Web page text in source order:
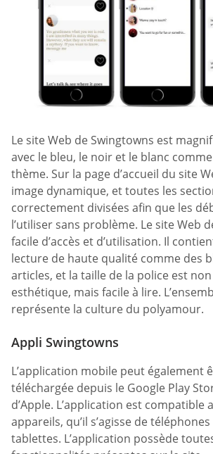
Le site Web de Swingtowns est
avec le bleu, le noir et le blanc
thème. Sur la page d’accueil du site
image dynamique, et toutes les
correctement divisées afin que les
l’utiliser sans problème. Le site Web
facile d’accès et d’utilisation. Il
lecture de haute qualité comme des
articles, et la taille de la police est
esthétique, mais facile à lire.
représente la culture du polyamour.
Appli Swingtowns
L’application mobile peut également
téléchargée depuis le Google Play
d’Apple. L’application est compatible
appareils, qu’il s’agisse de
tablettes. L’application possède